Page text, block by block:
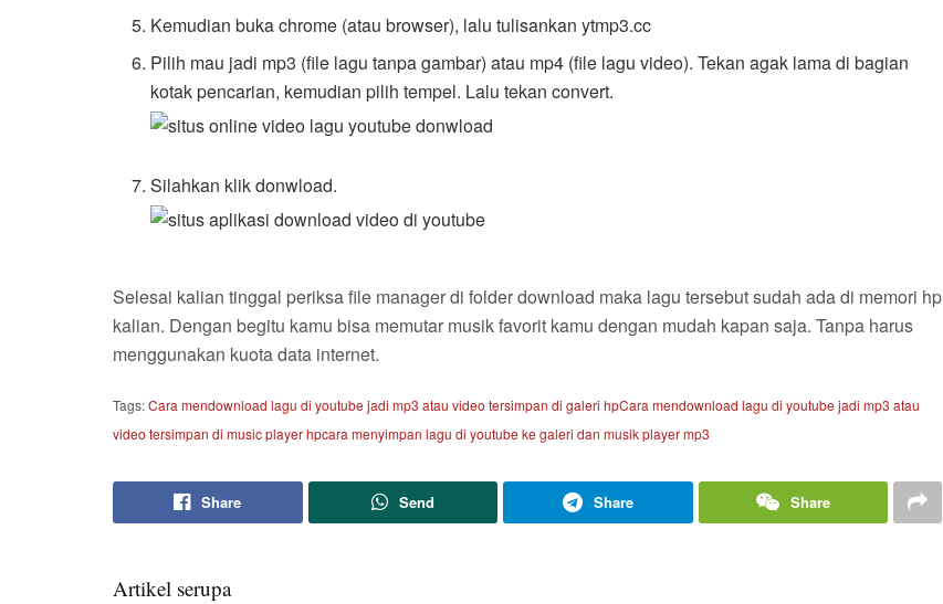
Kemudian buka chrome (atau browser), lalu tulisankan ytmp3.cc
Pilih mau jadi mp3 (file lagu tanpa gambar) atau mp4 (file lagu video). Tekan agak lama di bagian
kotak pencarian, kemudian pilih tempel. Lalu tekan convert.
Silahkan klik donwload.
Selesai kalian tinggal periksa file manager di folder download maka lagu tersebut sudah ada di memori hp
kalian. Dengan begitu kamu bisa memutar musik favorit kamu dengan mudah kapan saja. Tanpa harus
menggunakan kuota data internet.
Tags:Cara mendownload lagu di youtube jadi mp3 atau video tersimpan di galeri hpCara mendownload lagu di youtube jadi mp3 atau
video tersimpan di music player hpcara menyimpan lagu di youtube ke galeri dan musik player mp3
Share Send Share Share
Artikel serupa